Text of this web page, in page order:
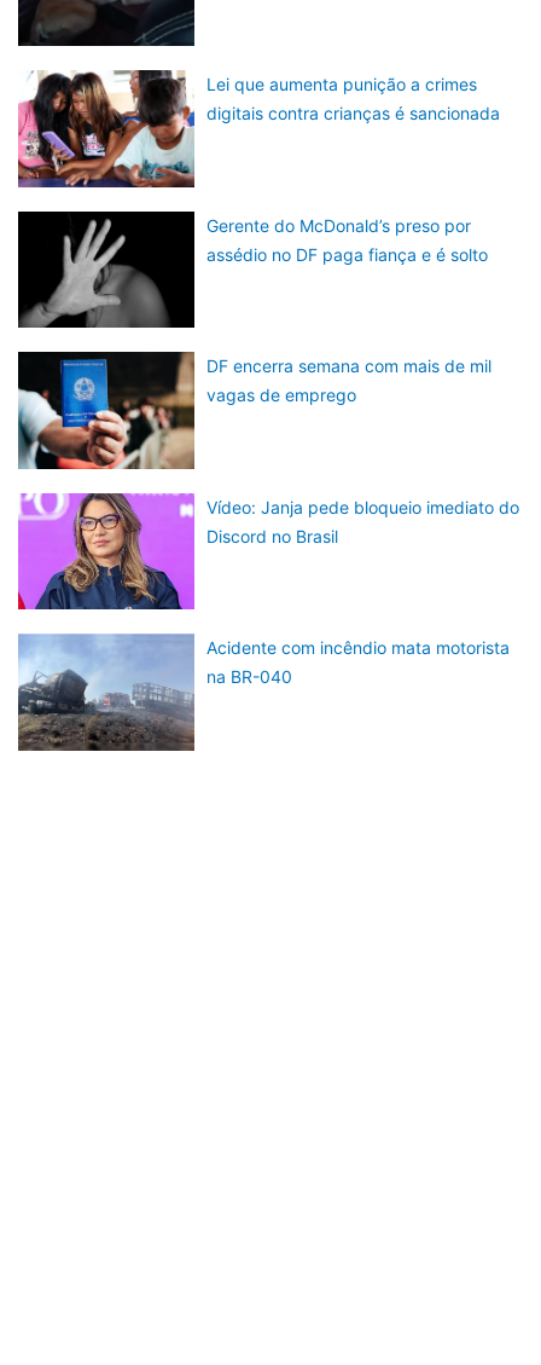
Lei que aumenta punição a crimes
digitais contra crianças é sancionada
Gerente do McDonald’s preso por
assédio no DF paga fiança e é solto
DF encerra semana com mais de mil
vagas de emprego
Vídeo: Janja pede bloqueio imediato do
Discord no Brasil
Acidente com incêndio mata motorista
na BR-040